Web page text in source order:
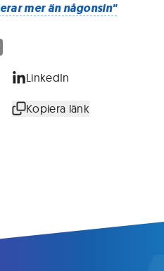
mer än någonsin"
LinkedIn
Kopiera länk